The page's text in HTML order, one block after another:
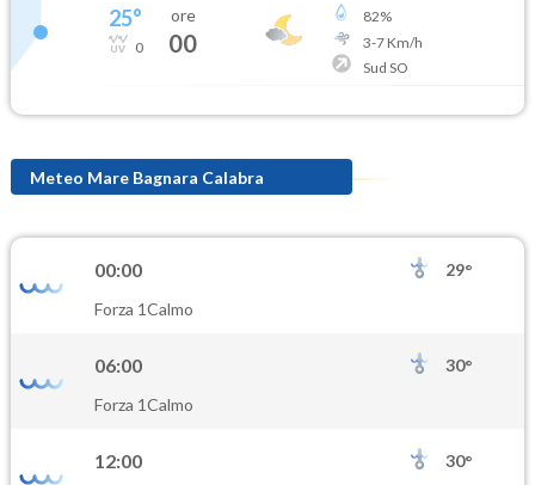
25°
0
ore
00
82%
3-7Km/h
Sud SO
Meteo Mare Bagnara Calabra
00:00
29°
Forza 1Calmo
06:00
30°
Forza 1Calmo
12:00
30°